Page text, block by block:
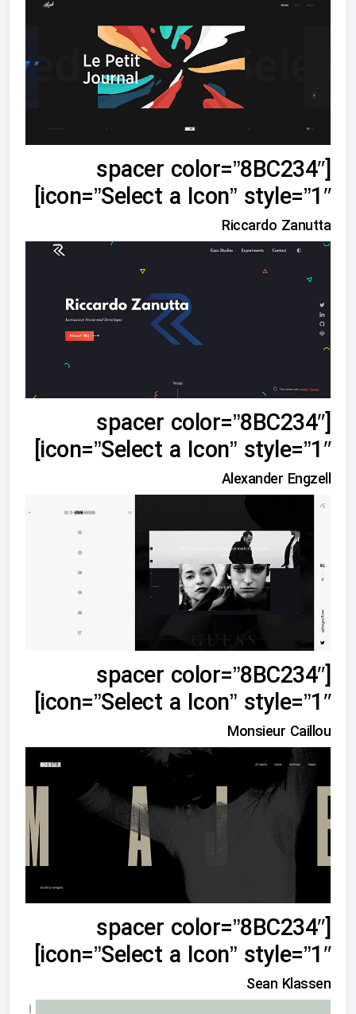
[spacer color=”8BC234″
icon=”Select a Icon” style=”1″]
Riccardo Zanutta
[spacer color=”8BC234″
icon=”Select a Icon” style=”1″]
Alexander Engzell
[spacer color=”8BC234″
icon=”Select a Icon” style=”1″]
Monsieur Caillou
[spacer color=”8BC234″
icon=”Select a Icon” style=”1″]
Sean Klassen